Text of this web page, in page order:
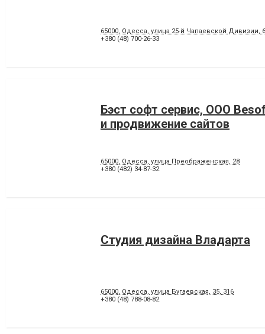
65000, Одесса, улица 25-й Чапаевской Дивизии,
+380 (48) 700-26-33
Бэст софт сервис, ООО
и продвижение сайтов
65000, Одесса, улица Преображенская, 28
+380 (482) 34-87-32
Студия дизайна Владарта
65000, Одесса, улица Бугаевская, 35, 316
+380 (48) 788-08-82